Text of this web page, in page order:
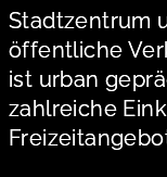
Stadtzentrum
öffentliche
ist urban
zahlreiche